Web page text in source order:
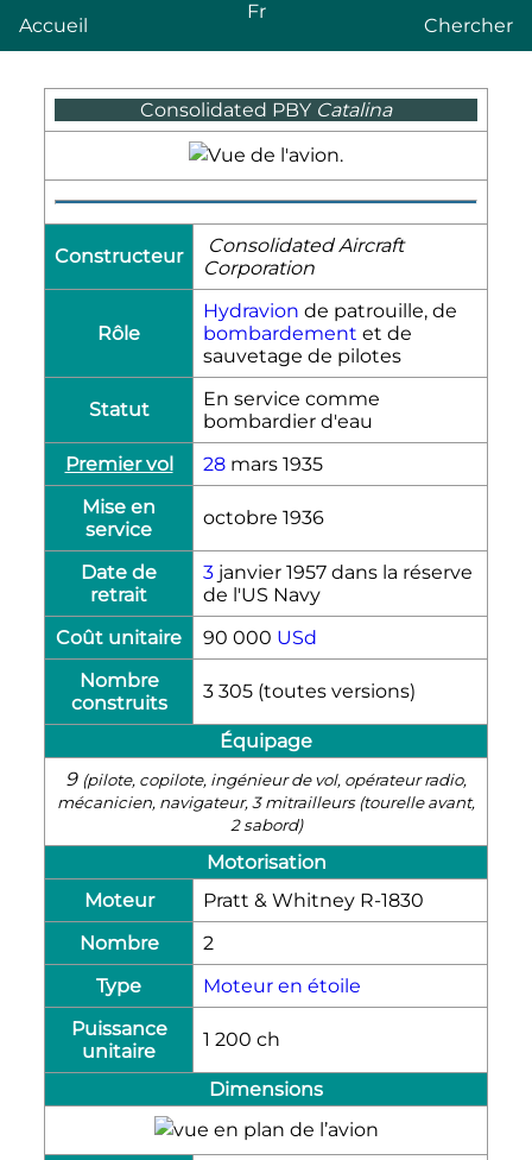
Accueil
Fr
Chercher
Consolidated PBY Catalina
Constructeur
Consolidated Aircraft
Corporation
Rôle
Hydravion de patrouille, de
bombardement et de
sauvetage de pilotes
Statut
En service comme
bombardier d'eau
Premier vol
28 mars 1935
Mise en
service
octobre 1936
Date de
retrait
3 janvier 1957 dans la réserve
de l'US Navy
Coût unitaire
90 000 USd
Nombre
construits
3 305 (toutes versions)
Équipage
9 (pilote, copilote, ingénieur de vol, opérateur radio,
mécanicien, navigateur, 3 mitrailleurs (tourelle avant,
2 sabord)
Motorisation
Moteur
Pratt & Whitney R-1830
Nombre
2
Type
Moteur en étoile
Puissance
unitaire
1 200 ch
Dimensions